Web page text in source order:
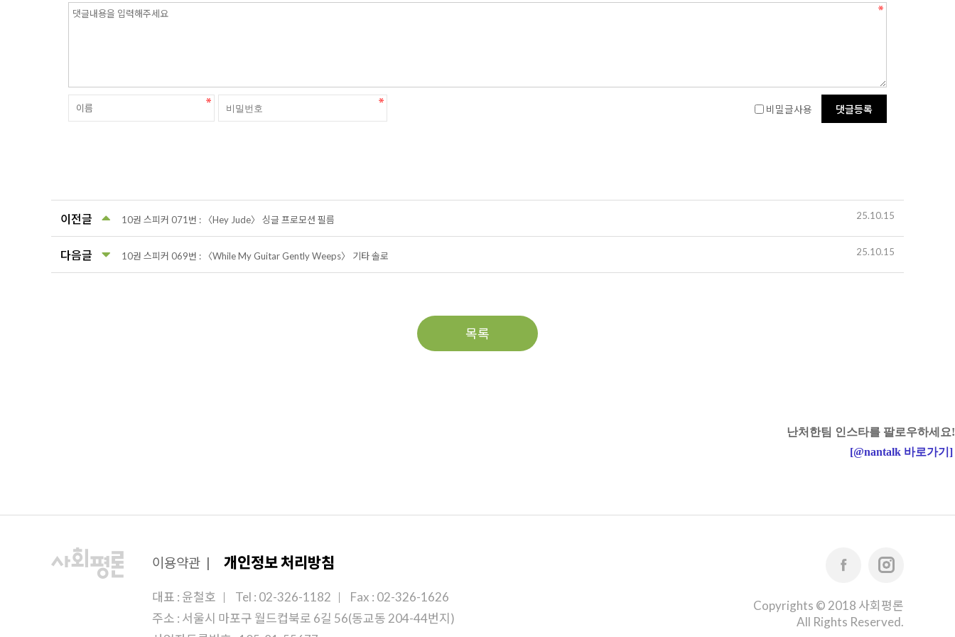
비밀글사용
이전글 10권 스피커 071번 : 〈Hey Jude〉 싱글 프로모션 필름 25.10.15
다음글 10권 스피커 069번 : 〈While My Guitar Gently Weeps〉 기타 솔로 25.10.15
목록
난처한팀 인스타를 팔로우하세요!
[@nantalk 바로가기 ]
이용약관 | 개인정보 처리방침
대표 : 윤철호 Tel : 02-326-1182
Fax : 02-326-1626
주소 : 서울시 마포구 월드컵북로 6길 56(동교동 204-44번지)
Copyrights © 2018 사회평론
All Rights Reserved.